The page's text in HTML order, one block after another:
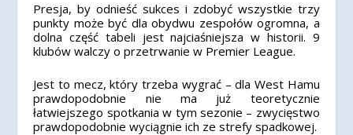
Presja, by odnieść sukces i zdobyć wszystkie trzy
punkty może być dla obydwu zespołów ogromna, a
dolna część tabeli jest najciaśniejsza w historii. 9
klubów walczy o przetrwanie w Premier League.
Jest to mecz, który trzeba wygrać – dla West Hamu
prawdopodobnie nie ma już teoretycznie
łatwiejszego spotkania w tym sezonie – zwycięstwo
prawdopodobnie wyciągnie ich ze strefy spadkowej.